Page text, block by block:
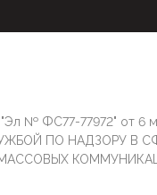
№ ФС77-77972" от 6
ПО НАДЗОРУ В